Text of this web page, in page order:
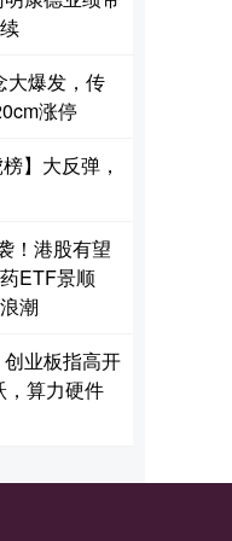
大爆发，传
涨停
】大反弹，
！港股有望
ETF景顺
潮
业板指高开
，算力硬件